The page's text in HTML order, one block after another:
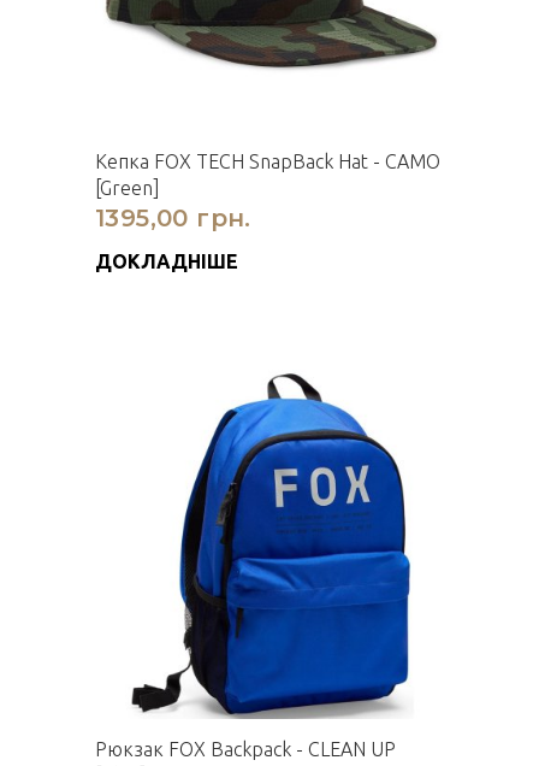
Кепка FOX TECH SnapBack Hat - CAMO
[Green]
1395,00 грн.
ДОКЛАДНІШЕ
Рюкзак FOX Backpack - CLEAN UP